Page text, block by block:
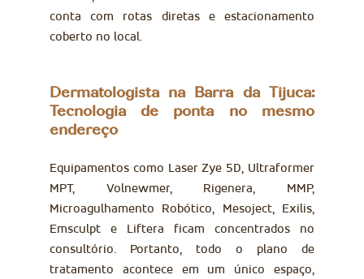
conta com rotas diretas e estacionamento
coberto no local.
Dermatologista na Barra da Tijuca:
Tecnologia de ponta no mesmo
endereço
Equipamentos como Laser Zye 5D, Ultraformer
MPT, Volnewmer, Rigenera, MMP,
Microagulhamento Robótico, Mesoject, Exilis,
Emsculpt e Liftera ficam concentrados no
consultório. Portanto, todo o plano de
tratamento acontece em um único espaço,